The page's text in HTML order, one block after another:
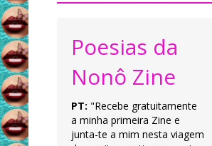
Poesias da
Nonô Zine
PT: "Recebe gratuitamente
a minha primeira Zine e
junta-te a mim nesta viagem